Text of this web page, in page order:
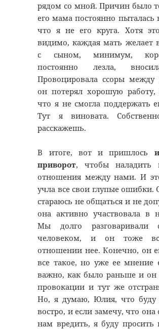
рядом со мной. Причин было
его мама постоянно пыталась
что я не его круга. Хотя
видимо, каждая мать желает
с сыном, минимум,
постоянно лезла,
Провоцировала ссоры
он потерял хорошую
что я не смогла поддержать
Тут я виновата.
расскажешь.
В итоге, вот и пришлось
приворот, чтобы наладить
отношения между нами. И
учла все свои глупые ошибки.
стараюсь не общаться и не
она активно участвовала в
Мы долго
человеком, и он тоже
отношении нее. Конечно, он
все такое, но уже ее мнение
важно, как было раньше и он
провокации и тут же
Но, я думаю, Юлия, что буду
востро, и если замечу, что она
нам вредить, я буду просить